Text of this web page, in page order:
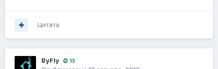
Цитата
ВyFly 13